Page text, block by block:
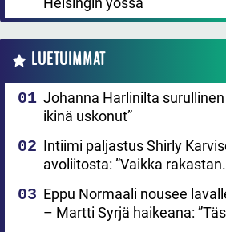
LUETUIMMAT
Johanna Harlinilta surullinen
ikinä uskonut”
Intiimi paljastus Shirly
avoliitosta: ”Vaikka
Eppu Normaali nousee
– Martti Syrjä haikeana: